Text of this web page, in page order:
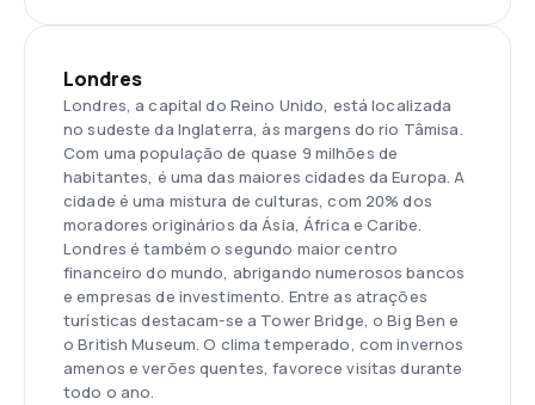
Londres
Londres, a capital do Reino Unido, está localizada
no sudeste da Inglaterra, às margens do rio Tâmisa.
Com uma população de quase 9 milhões de
habitantes, é uma das maiores cidades da Europa. A
cidade é uma mistura de culturas, com 20% dos
moradores originários da Ásia, África e Caribe.
Londres é também o segundo maior centro
financeiro do mundo, abrigando numerosos bancos
e empresas de investimento. Entre as atrações
turísticas destacam-se a Tower Bridge, o Big Ben e
o British Museum. O clima temperado, com invernos
amenos e verões quentes, favorece visitas durante
todo o ano.